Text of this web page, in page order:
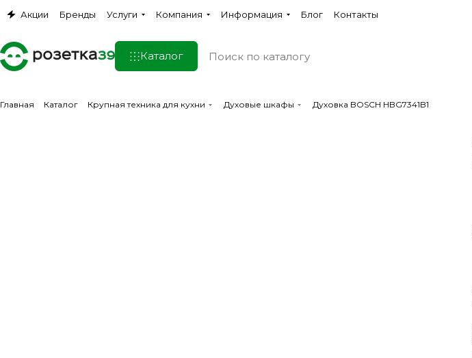
Акции Бренды Услуги Компания Информация Блог Контакты
Каталог
Главная Каталог Крупная техника для кухни Духовые шкафы Духовка BOSCH HBG7341B1